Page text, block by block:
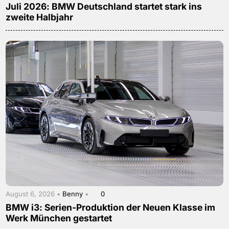
Juli 2026: BMW Deutschland startet stark ins
zweite Halbjahr
August 6, 2026 • Benny • 0
BMW i3: Serien-Produktion der Neuen Klasse im
Werk München gestartet